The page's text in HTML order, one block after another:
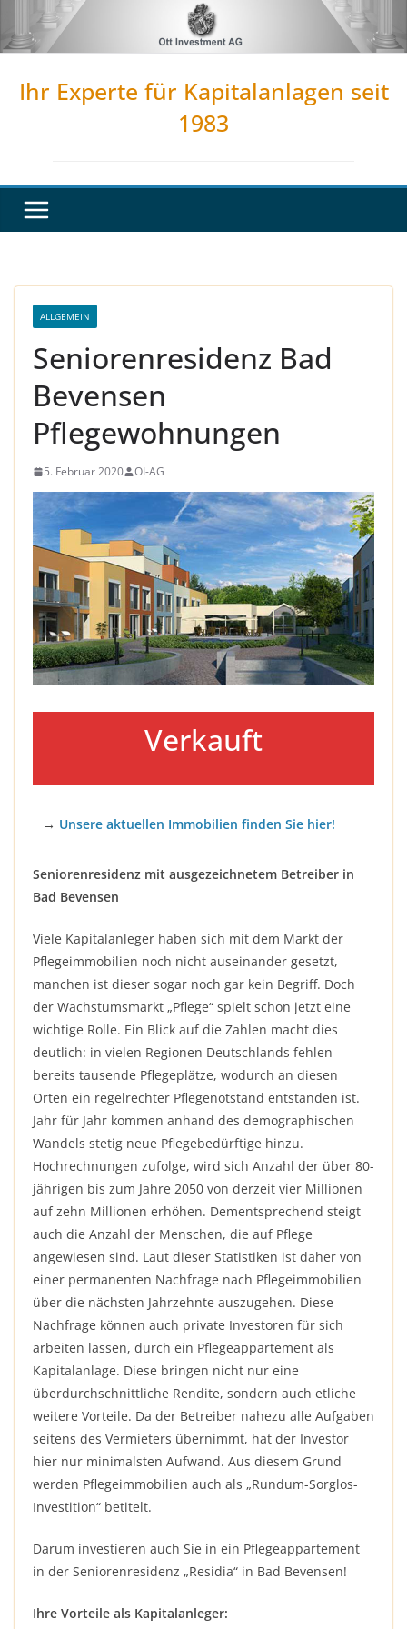
Inhalt
Ihr Experte für Kapitalanlagen seit
1983
ALLGEMEIN
Seniorenresidenz Bad
Bevensen
Pflegewohnungen
5. Februar 2020 OI-AG
Verkauft
→ Unsere aktuellen Immobilien finden Sie hier!
Seniorenresidenz mit ausgezeichnetem Betreiber in
Bad Bevensen
Viele Kapitalanleger haben sich mit dem Markt der
Pflegeimmobilien noch nicht auseinander gesetzt,
manchen ist dieser sogar noch gar kein Begriff. Doch
der Wachstumsmarkt „Pflege“ spielt schon jetzt eine
wichtige Rolle. Ein Blick auf die Zahlen macht dies
deutlich: in vielen Regionen Deutschlands fehlen
bereits tausende Pflegeplätze, wodurch an diesen
Orten ein regelrechter Pflegenotstand entstanden ist.
Jahr für Jahr kommen anhand des demographischen
Wandels stetig neue Pflegebedürftige hinzu.
Hochrechnungen zufolge, wird sich Anzahl der über 80-
jährigen bis zum Jahre 2050 von derzeit vier Millionen
auf zehn Millionen erhöhen. Dementsprechend steigt
auch die Anzahl der Menschen, die auf Pflege
angewiesen sind. Laut dieser Statistiken ist daher von
einer permanenten Nachfrage nach Pflegeimmobilien
über die nächsten Jahrzehnte auszugehen. Diese
Nachfrage können auch private Investoren für sich
arbeiten lassen, durch ein Pflegeappartement als
Kapitalanlage. Diese bringen nicht nur eine
überdurchschnittliche Rendite, sondern auch etliche
weitere Vorteile. Da der Betreiber nahezu alle Aufgaben
seitens des Vermieters übernimmt, hat der Investor
hier nur minimalsten Aufwand. Aus diesem Grund
werden Pflegeimmobilien auch als „Rundum-Sorglos-
Investition“ betitelt.
Darum investieren auch Sie in ein Pflegeappartement
in der Seniorenresidenz „Residia“ in Bad Bevensen!
Ihre Vorteile als Kapitalanleger: